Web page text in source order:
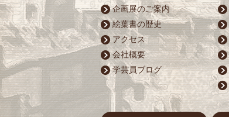
企画展のご案内
絵葉書の歴史
アクセス
会社概要
学芸員ブログ